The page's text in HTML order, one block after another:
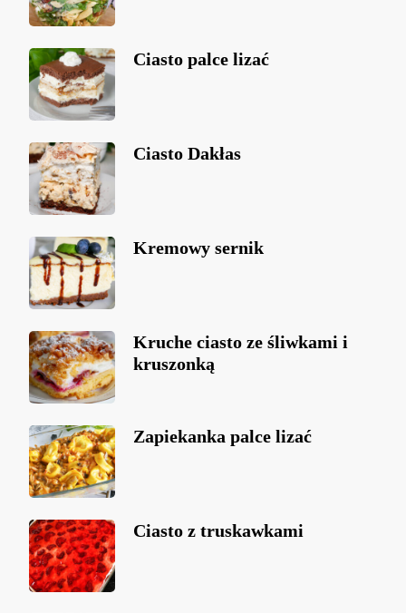
Ciasto palce lizać
Ciasto Dakłas
Kremowy sernik
Kruche ciasto ze śliwkami i
kruszonką
Zapiekanka palce lizać
Ciasto z truskawkami